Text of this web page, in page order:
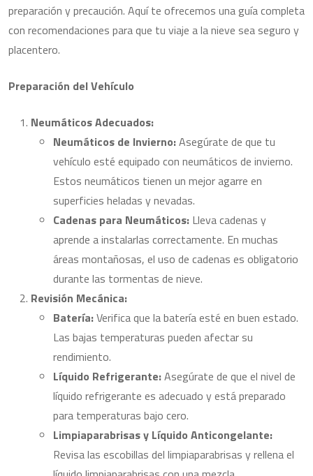
preparación y precaución. Aquí te ofrecemos una guía completa
con recomendaciones para que tu viaje a la nieve sea seguro y
placentero.
Preparación del Vehículo
Neumáticos Adecuados:
Neumáticos de Invierno:Asegúrate de que tu
vehículo esté equipado con neumáticos de invierno.
Estos neumáticos tienen un mejor agarre en
superficies heladas y nevadas.
Cadenas para Neumáticos: Lleva cadenas y
aprende a instalarlas correctamente. En muchas
áreas montañosas, el uso de cadenas es obligatorio
durante las tormentas de nieve.
Revisión Mecánica:
Batería:Verifica que la batería esté en buen estado.
Las bajas temperaturas pueden afectar su
rendimiento.
Líquido Refrigerante:Asegúrate de que el nivel de
líquido refrigerante es adecuado y está preparado
para temperaturas bajo cero.
Limpiaparabrisas y Líquido Anticongelante:
Revisa las escobillas del limpiaparabrisas y rellena el